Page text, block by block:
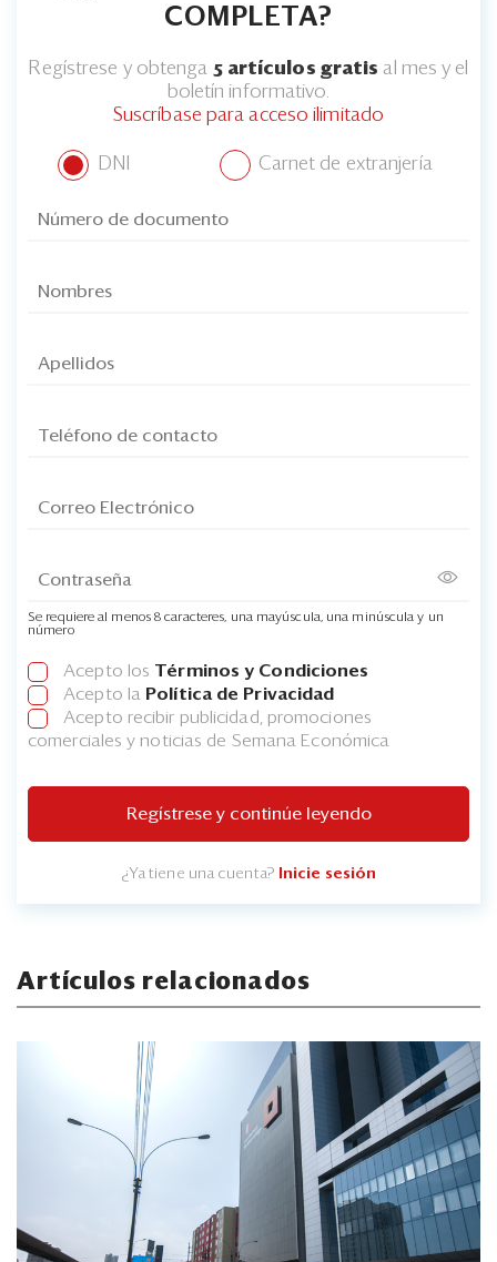
COMPLETA?
Regístrese y obtenga 5 artículos gratis al mes y el
boletín informativo.
Suscríbase para acceso ilimitado
DNI Carnet de extranjería
Se requiere al menos 8 caracteres, una mayúscula, una minúscula y un
número
Acepto los Términos y Condiciones
Acepto la Política de Privacidad
Acepto recibir publicidad, promociones
comerciales y noticias de Semana Económica
Regístrese y continúe leyendo
¿Ya tiene una cuenta? Inicie sesión
Artículos relacionados